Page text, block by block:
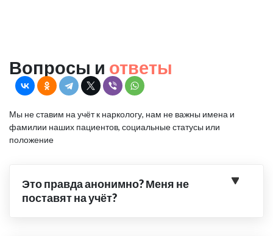
Вопросы и ответы
Мы не ставим на учёт к наркологу, нам не важны имена и
фамилии наших пациентов, социальные статусы или
положение
Это правда анонимно? Меня не
поставят на учёт?